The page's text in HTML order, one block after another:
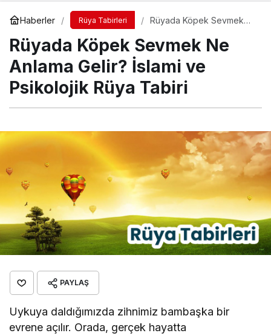
Haberler Rüya Tabirleri
Rüyada Köpek Sevmek
Psikolojik Rüya Tabiri
Rüyada Köpek Sevmek Ne
Anlama Gelir? İslami ve
Psikolojik Rüya Tabiri
PAYLAŞ
Uykuya daldığımızda zihnimiz bambaşka bir
evrene açılır. Orada, gerçek hayatta